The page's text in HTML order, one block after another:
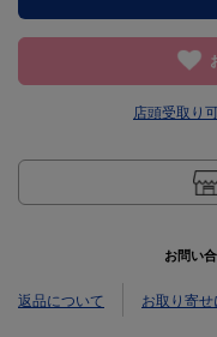
店頭受取り可
お問い
返品について お取り寄せ